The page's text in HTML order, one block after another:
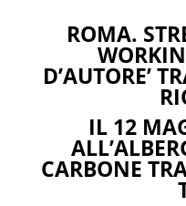
ROMA.
D’AUTORE’
IL 12
CARBONE